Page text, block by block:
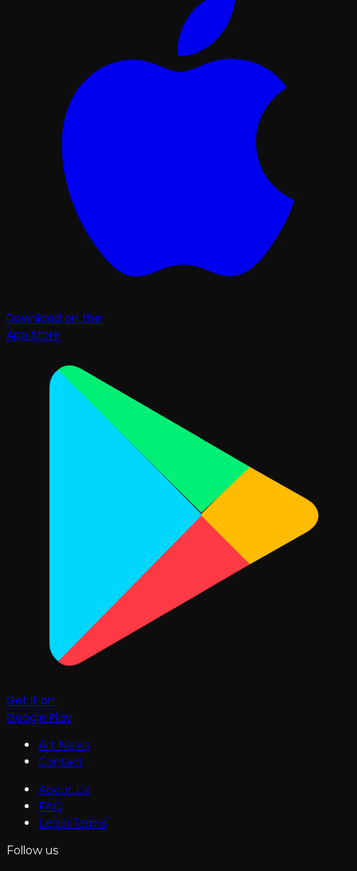
Download on the
App Store
Get it on
Google Play
Art News
Contact
About Us
FAQ
Legal Terms
Follow us